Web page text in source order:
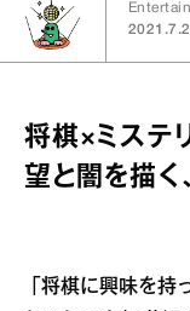
将棋×ミステ
望と闇を描く
「将棋に興味を持